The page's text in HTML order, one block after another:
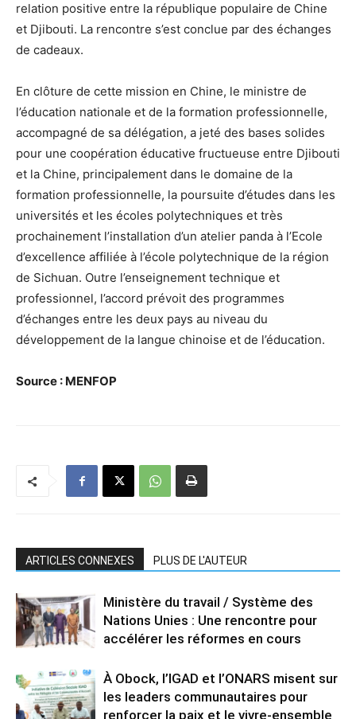
relation positive entre la république populaire de Chine
et Djibouti. La rencontre s’est conclue par des échanges
de cadeaux.
En clôture de cette mission en Chine, le ministre de
l’éducation nationale et de la formation professionnelle,
accompagné de sa délégation, a jeté des bases solides
pour une coopération éducative fructueuse entre Djibouti
et la Chine, principalement dans le domaine de la
formation professionnelle, la poursuite d’études dans les
universités et les écoles polytechniques et très
prochainement l’installation d’un atelier panda à l’Ecole
d’excellence affiliée à l’école polytechnique de la région
de Sichuan. Outre l’enseignement technique et
professionnel, l’accord prévoit des programmes
d’échanges entre les deux pays au niveau du
développement de la langue chinoise et de l’éducation.
Source : MENFOP
ARTICLES CONNEXES PLUS DE L'AUTEUR
Ministère du travail / Système des
Nations Unies : Une rencontre pour
accélérer les réformes en cours
À Obock, l’IGAD et l’ONARS misent sur
les leaders communautaires pour
renforcer la paix et le vivre-ensemble